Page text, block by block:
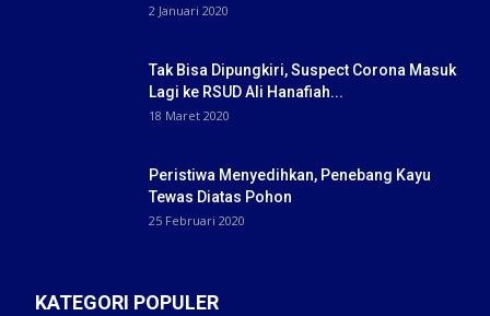
2 Januari 2020
Tak Bisa Dipungkiri, Suspect Corona Masuk
Lagi ke RSUD Ali Hanafiah...
18 Maret 2020
Peristiwa Menyedihkan, Penebang Kayu
Tewas Diatas Pohon
25 Februari 2020
KATEGORI POPULER